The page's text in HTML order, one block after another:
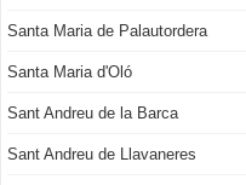
Santa Maria de Palautordera
Santa Maria d'Oló
Sant Andreu de la Barca
Sant Andreu de Llavaneres